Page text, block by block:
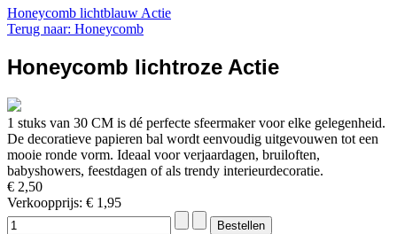
Honeycomb lichtblauw Actie
Terug naar: Honeycomb
Honeycomb lichtroze Actie
1 stuks van 30 CM is dé perfecte sfeermaker voor elke gelegenheid.
De decoratieve papieren bal wordt eenvoudig uitgevouwen tot een
mooie ronde vorm. Ideaal voor verjaardagen, bruiloften,
babyshowers, feestdagen of als trendy interieurdecoratie.
€ 2,50
Verkoopprijs: € 1,95